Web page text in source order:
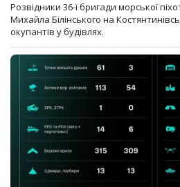
Розвідники 36-ї бригади морської
Михайла Білінського на
окупантів у будівлях.